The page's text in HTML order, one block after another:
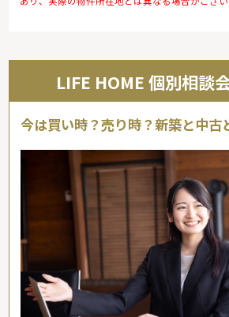
LIFE HOME 個別相談
今は買い時？売り時？新築と中古